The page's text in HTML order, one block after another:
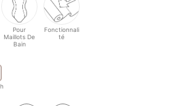
Pour
Maillots De
Bain
Fonctionnali
té